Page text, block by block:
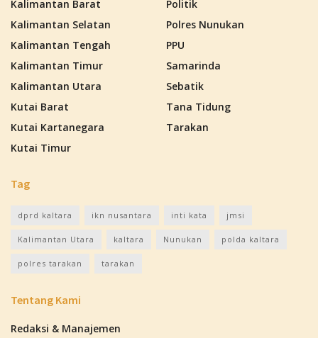
Kalimantan Barat
Kalimantan Selatan
Kalimantan Tengah
Kalimantan Timur
Kalimantan Utara
Kutai Barat
Kutai Kartanegara
Kutai Timur
Politik
Polres Nunukan
PPU
Samarinda
Sebatik
Tana Tidung
Tarakan
Tag
dprd kaltara ikn nusantara inti kata jmsi
Kalimantan Utara kaltara Nunukan polda kaltara
polres tarakan tarakan
Tentang Kami
Redaksi & Manajemen